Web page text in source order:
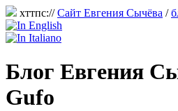
хттпс://Сайт Евгения Сычёва /
Блог Евгения
Gufo